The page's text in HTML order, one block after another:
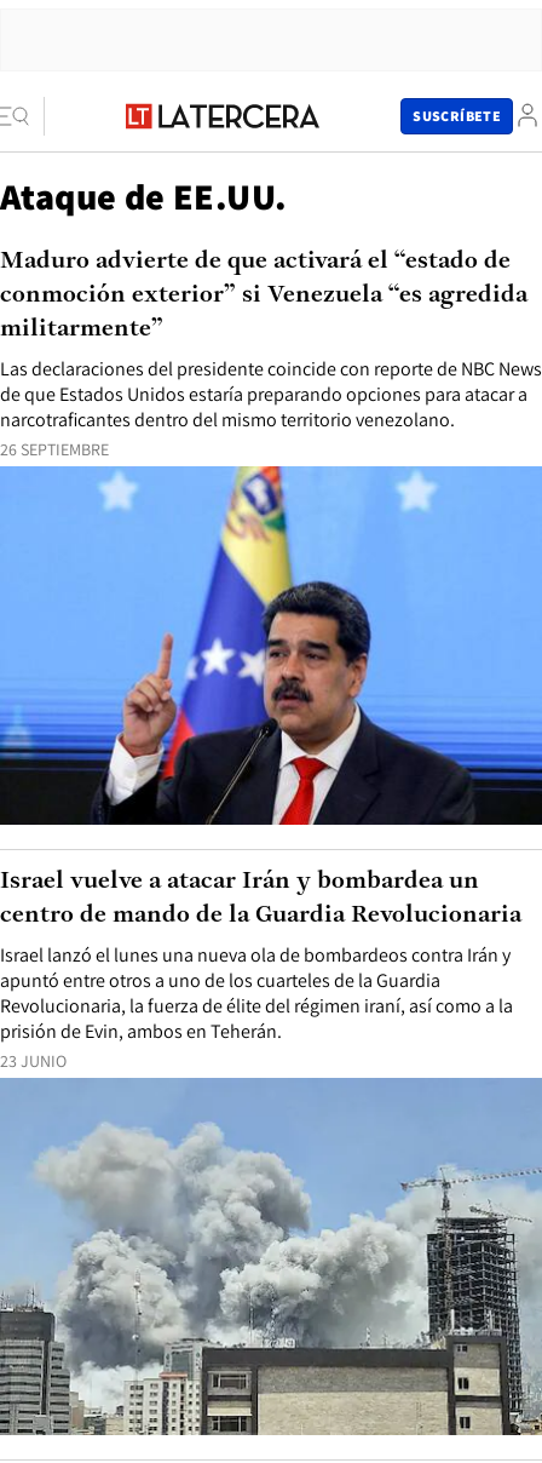
SUSCRÍBETE
Ataque de EE.UU.
26 SEPTIEMBRE
Las declaraciones del presidente coincide con reporte de NBC News
de que Estados Unidos estaría preparando opciones para atacar a
narcotraficantes dentro del mismo territorio venezolano.
Maduro advierte de que activará el “estado de
conmoción exterior” si Venezuela “es agredida
militarmente”
23 JUNIO
Israel lanzó el lunes una nueva ola de bombardeos contra Irán y
apuntó entre otros a uno de los cuarteles de la Guardia
Revolucionaria, la fuerza de élite del régimen iraní, así como a la
prisión de Evin, ambos en Teherán.
Israel vuelve a atacar Irán y bombardea un
centro de mando de la Guardia Revolucionaria